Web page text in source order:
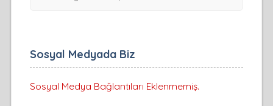
Sosyal Medyada Biz
Sosyal Medya Bağlantıları Eklenmemiş.